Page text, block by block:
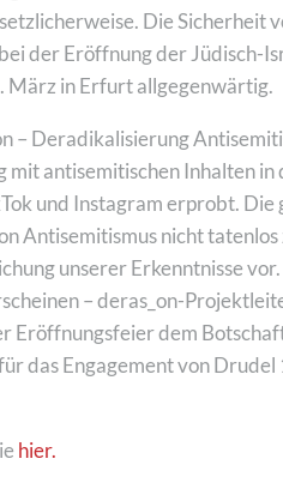
Die Sicherheit
der Eröffnung der Jüdisch-
März in Erfurt allgegenwärtig.
– Deradikalisierung
mit antisemitischen Inhalten in
und Instagram erprobt.
Antisemitismus nicht
unserer Erkenntnisse vor.
– deras_on-
Eröffnungsfeier dem
das Engagement von Drudel
hier.